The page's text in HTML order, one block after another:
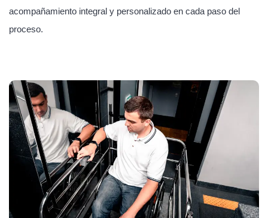
acompañamiento integral y personalizado en cada paso del
proceso.